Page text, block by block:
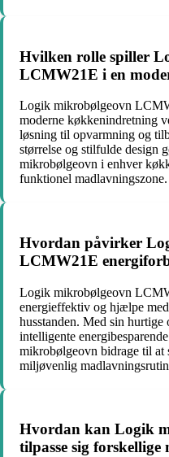
Hvilken rolle spiller
LCMW21E i en
Logik mikrobølgeovn
moderne køkkenindretning
løsning til opvarmning og
størrelse og stilfulde design
mikrobølgeovn i enhver
funktionel madlavningszone.
Hvordan påvirker
LCMW21E
Logik mikrobølgeovn
energieffektiv og hjælpe
husstanden. Med sin
intelligente
mikrobølgeovn bidrage til at
miljøvenlig
Hvordan kan Logik
tilpasse sig